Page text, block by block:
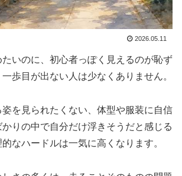
2026.05.11
いのに、初心者っぽく見えるのが恥ず
歩目が出ない人は少なくありません。
を見られたくない、体型や服装に自信
りの中で自分だけ浮きそうだと感じる
なハードルは一気に高くなります。